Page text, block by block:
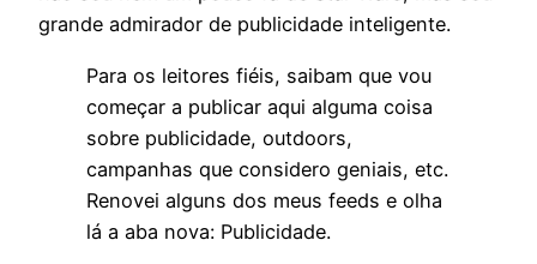
grande admirador de publicidade inteligente.
Para os leitores fiéis, saibam que vou
começar a publicar aqui alguma coisa
sobre publicidade, outdoors,
campanhas que considero geniais, etc.
Renovei alguns dos meus feeds e olha
lá a aba nova: Publicidade.